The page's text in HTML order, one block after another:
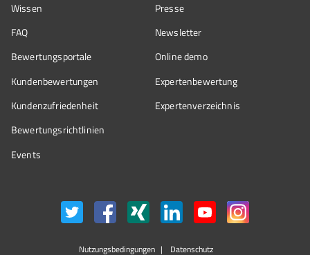
Wissen
FAQ
Bewertungsportale
Kundenbewertungen
Kundenzufriedenheit
Bewertungs­richtlinien
Events
Presse
Newsletter
Online demo
Expertenbewertung
Expertenverzeichnis
Nutzungsbedingungen Datenschutz